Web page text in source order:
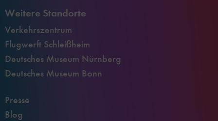
Weitere Standorte
Verkehrszentrum
Flugwerft Schleißheim
Deutsches Museum Nürnberg
Deutsches Museum Bonn
Presse
Blog